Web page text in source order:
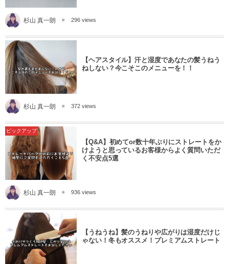
杉山 真一朗 296 views
【ヘアスタイル】汗と湿度であなたの髪うねう
ねしない？今こそこのメニューを！！
杉山 真一朗 372 views
ピックアップ
【Q&A】初めてor数十年ぶりにストレートをか
けようと思っているお客様からよく質問いただ
く不安点5選
杉山 真一朗 936 views
【うねうね】髪のうねりや広がりは湿度だけじ
ゃない！冬もオススメ！プレミアムストレート